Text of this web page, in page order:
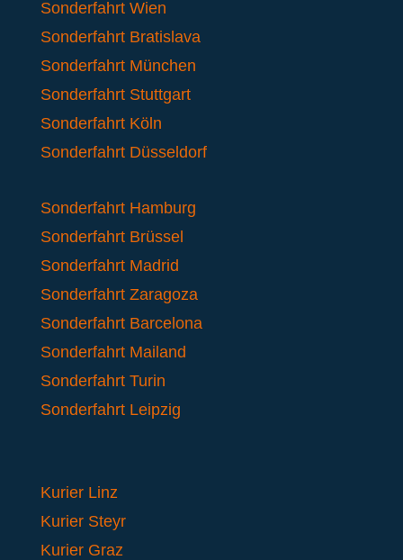
Sonderfahrt Wien
Sonderfahrt Bratislava
Sonderfahrt München
Sonderfahrt Stuttgart
Sonderfahrt Köln
Sonderfahrt Düsseldorf
Sonderfahrt Hamburg
Sonderfahrt Brüssel
Sonderfahrt Madrid
Sonderfahrt Zaragoza
Sonderfahrt Barcelona
Sonderfahrt Mailand
Sonderfahrt Turin
Sonderfahrt Leipzig
Kurier Linz
Kurier Steyr
Kurier Graz